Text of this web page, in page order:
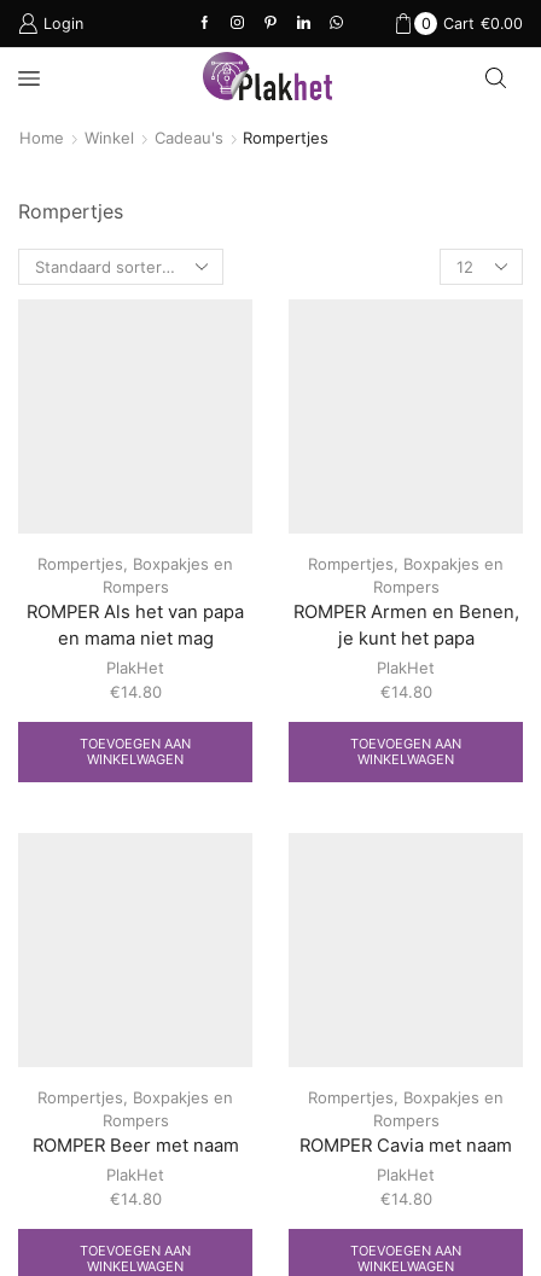
Login 0 Cart €0.00
Home Winkel Cadeau's Rompertjes
Rompertjes
Products
per
Rompertjes, Boxpakjes en
Rompers
ROMPER Als het van papa
en mama niet mag
PlakHet
€14.80
TOEVOEGEN AAN
WINKELWAGEN
Rompertjes, Boxpakjes en
Rompers
ROMPER Armen en Benen,
je kunt het papa
PlakHet
€14.80
TOEVOEGEN AAN
WINKELWAGEN
Rompertjes
Boxpakjes en
Rompers
ROMPER Beer met naam
PlakHet
€14.80
TOEVOEGEN AAN
WINKELWAGEN
Rompertjes
Boxpakjes en
Rompers
ROMPER Cavia met naam
PlakHet
€14.80
TOEVOEGEN AAN
WINKELWAGEN